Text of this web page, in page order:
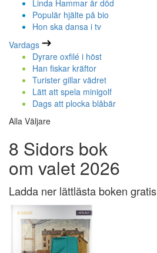
Linda Hammar är död
Populär hjälte på bio
Hon ska dansa i tv
Vardags
Dyrare oxfilé i höst
Han fiskar kräftor
Turister gillar vädret
Lätt att spela minigolf
Dags att plocka blåbär
Alla Väljare
8 Sidors bok
om valet 2026
Ladda ner lättlästa boken gratis